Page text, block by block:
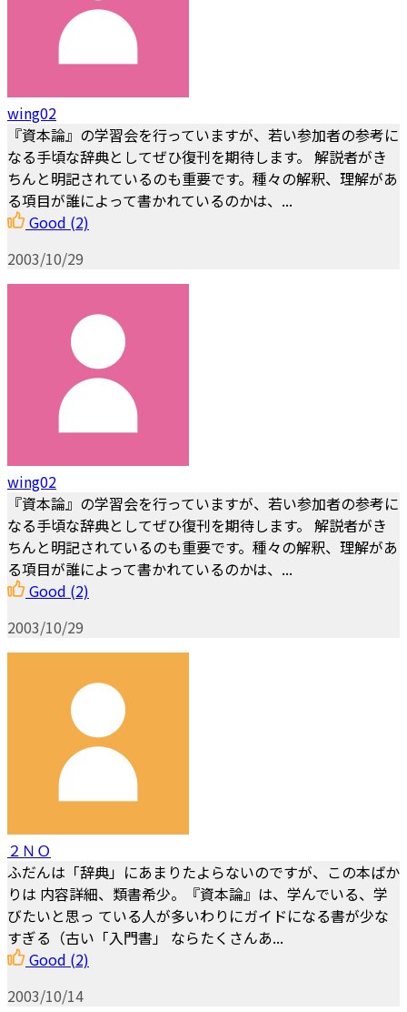
wing02
『資本論』の学習会を行っていますが、若い参加者の参考に
なる手頃な辞典としてぜひ復刊を期待します。 解説者がき
ちんと明記されているのも重要です。種々の解釈、理解があ
る項目が誰によって書かれているのかは、...
Good (2)
2003/10/29
wing02
『資本論』の学習会を行っていますが、若い参加者の参考に
なる手頃な辞典としてぜひ復刊を期待します。 解説者がき
ちんと明記されているのも重要です。種々の解釈、理解があ
る項目が誰によって書かれているのかは、...
Good (2)
2003/10/29
２ＮＯ
ふだんは「辞典」にあまりたよらないのですが、この本ばか
りは 内容詳細、類書希少。『資本論』は、学んでいる、学
びたいと思っ ている人が多いわりにガイドになる書が少な
すぎる（古い「入門書」 ならたくさんあ...
Good (2)
2003/10/14